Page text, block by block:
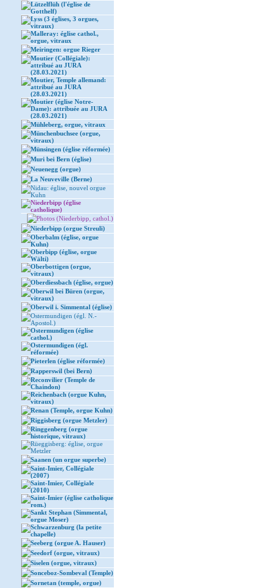
Lützelflüh (l'église de
Gotthelf)
Lyss (3 églises, 3 orgues,
vitraux)
Malleray: église cathol.,
orgue, vitraux
Meiringen: orgue Rieger
Moutier (Collégiale):
attribué au JURA
(28.03.2021)
Moutier, Temple allemand:
attribué au JURA
(28.03.2021)
Moutier (église Notre-
Dame): attribuée au JURA
(28.03.2021)
Mühleberg, orgue, vitraux
Münchenbuchsee (orgue,
vitraux)
Münsingen (église réformée)
Muri bei Bern (église)
Neuenegg (orgue)
La Neuveville (Berne)
Nidau: église, nouvel orgue
Kuhn
Niederbipp (église
catholique)
Photos (Niederbipp, cathol.)
Niederbipp (orgue Streuli)
Oberbalm (église, orgue
Kuhn)
Oberbipp (église, orgue
Wälti)
Oberbottigen (orgue,
vitraux)
Oberdiessbach (église, orgue)
Oberwil bei Büren (orgue,
vitraux)
Oberwil i. Simmental (église)
Ostermundigen (égl. N.-
Apostol.)
Ostermundigen (église
cathol.)
Ostermundigen (égl.
réformée)
Pieterlen (église réformée)
Rapperswil (bei Bern)
Reconvilier (Temple de
Chaindon)
Reichenbach (orgue Kuhn,
vitraux)
Renan (Temple, orgue Kuhn)
Riggisberg (orgue Metzler)
Ringgenberg (orgue
historique, vitraux)
Rüeggisberg: église, orgue
Metzler
Saanen (un orgue superbe)
Saint-Imier, Collégiale
(2007)
Saint-Imier, Collégiale
(2010)
Saint-Imier (église catholique
rom.)
Sankt Stephan (Simmental,
orgue Moser)
Schwarzenburg (la petite
chapelle)
Seeberg (orgue A. Hauser)
Seedorf (orgue, vitraux)
Siselen (orgue, vitraux)
Sonceboz-Sombeval (Temple)
Sornetan (temple, orgue)